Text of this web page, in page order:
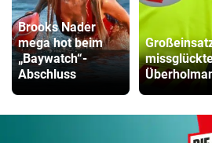
Brooks Nader
mega hot beim
„Baywatch“-
Abschluss